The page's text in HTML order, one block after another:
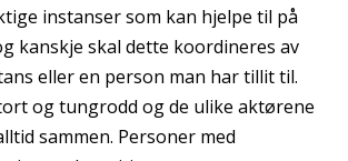
instanser som kan hjelpe til på
kanskje skal dette koordineres av
eller en person man har tillit til.
og tungrodd og de ulike aktørene
sammen. Personer med